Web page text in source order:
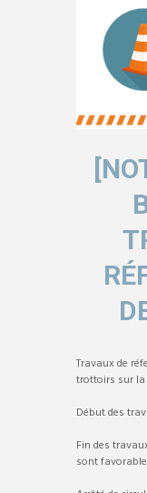
Travaux de
trottoirs sur la
Début des
Fin des
sont